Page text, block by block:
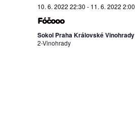
10. 6. 2022 22:30 - 11. 6. 2022 2:00
Fóčooo
Sokol Praha Královské Vinohrady
2-Vinohrady